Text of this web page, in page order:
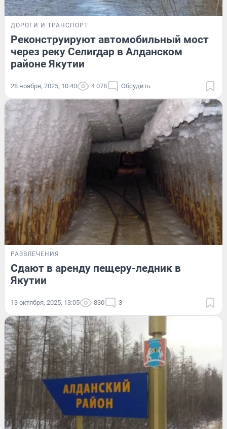
ДОРОГИ И ТРАНСПОРТ
Реконструируют автомобильный мост
через реку Селигдар в Алданском
районе Якутии
28 ноября, 2025, 10:40 4 078 Обсудить
РАЗВЛЕЧЕНИЯ
Сдают в аренду пещеру-ледник в
Якутии
13 октября, 2025, 13:05 830 3